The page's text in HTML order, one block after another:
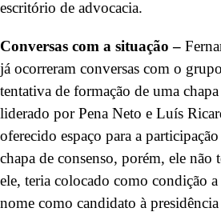
escritório de advocacia.
Conversas com a situação –
já ocorreram conversas com o
tentativa de formação de uma
liderado por Pena Neto e Luís
oferecido espaço para a
chapa de consenso, porém, ele não
ele, teria colocado como condição
nome como candidato à